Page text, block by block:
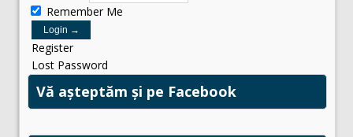
Remember Me
Register
Lost Password
Vă așteptăm și pe Facebook